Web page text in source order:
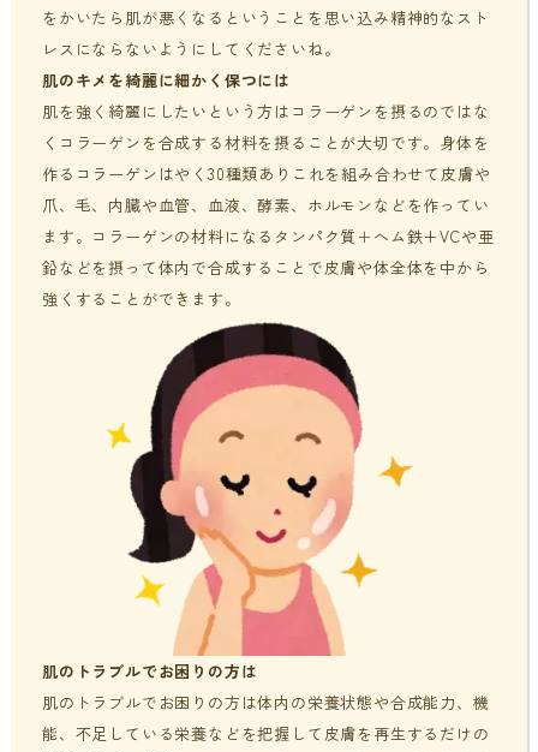
をかいたら肌が悪くなるということを思い込み精神的なスト
レスにならないようにしてくださいね。
肌のキメを綺麗に細かく保つには
肌を強く綺麗にしたいという方はコラーゲンを摂るのではな
くコラーゲンを合成する材料を摂ることが大切です。身体を
作るコラーゲンはやく30種類ありこれを組み合わせて皮膚や
爪、毛、内臓や血管、血液、酵素、ホルモンなどを作ってい
ます。コラーゲンの材料になるタンパク質＋へム鉄+VCや亜
鉛などを摂って体内で合成することで皮膚や体全体を中から
強くすることができます。
肌のトラブルでお困りの方は
肌のトラブルでお困りの方は体内の栄養状態や合成能力、機
能、不足している栄養などを把握して皮膚を再生するだけの